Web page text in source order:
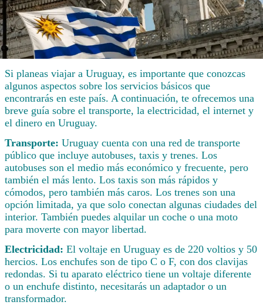
Si planeas viajar a Uruguay, es importante que conozcas
algunos aspectos sobre los servicios básicos que
encontrarás en este país. A continuación, te ofrecemos una
breve guía sobre el transporte, la electricidad, el internet y
el dinero en Uruguay.
Transporte: Uruguay cuenta con una red de transporte
público que incluye autobuses, taxis y trenes. Los
autobuses son el medio más económico y frecuente, pero
también el más lento. Los taxis son más rápidos y
cómodos, pero también más caros. Los trenes son una
opción limitada, ya que solo conectan algunas ciudades del
interior. También puedes alquilar un coche o una moto
para moverte con mayor libertad.
Electricidad: El voltaje en Uruguay es de 220 voltios y 50
hercios. Los enchufes son de tipo C o F, con dos clavijas
redondas. Si tu aparato eléctrico tiene un voltaje diferente
o un enchufe distinto, necesitarás un adaptador o un
transformador.